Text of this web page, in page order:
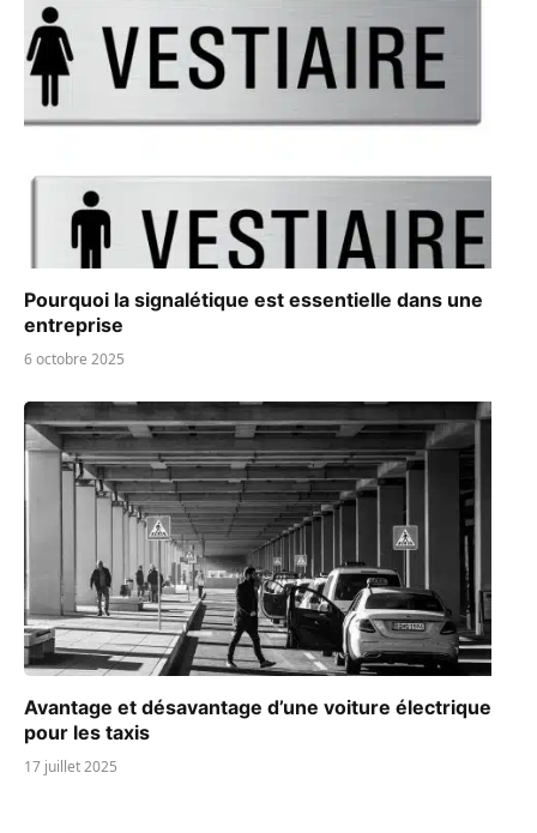
Pourquoi la signalétique est essentielle dans une
entreprise
6 octobre 2025
Avantage et désavantage d’une voiture électrique
pour les taxis
17 juillet 2025